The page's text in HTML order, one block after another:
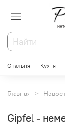
Спальня Кухня
Главная
Gipfel -